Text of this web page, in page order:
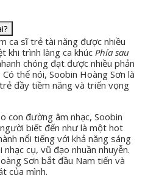
ca sĩ trẻ tài năng được nhiều
khi trình làng ca khúc Phía sau
chóng đạt được nhiều phản
thể nói, Soobin Hoàng Sơn là
đầy tiềm năng và triển vọng
con đường âm nhạc, Soobin
biết đến như là một hot
nổi tiếng với khả năng sáng
cụ, vũ đạo nhuần nhuyễn.
Sơn bắt đầu Nam tiến và
của mình.